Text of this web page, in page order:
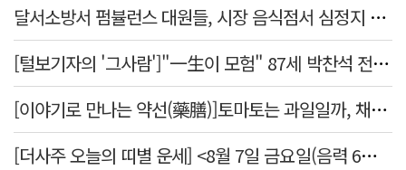
달서소방서 펌뷸런스 대원들, 시장 음식점서 심정지 환자 생명 살려
[털보기자의 '그사람']"一生이 모험" 87세 박찬석 전 경북대 총장
[이야기로 만나는 약선(藥膳)]토마토는 과일일까, 채소일까
[더사주 오늘의 띠별 운세] <8월 7일 금요일(음력 6월25일)>